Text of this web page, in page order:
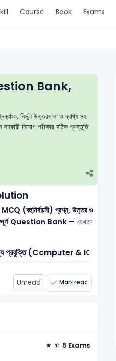
Course Book Exams
Bank,
নির্ভুল উত্তরমালা ও ব্যাখ্যাসহ
নিয়োগ পরীক্ষার সঠিক প্রস্তুতি
MCQ (বহুনির্বাচনী) প্রশ্ন, উত্তর ও
Question Bank — যেখানে
ও তথ্য প্রযুক্তি (Computer & ICT): 2
Unread Mark read
5 Exams